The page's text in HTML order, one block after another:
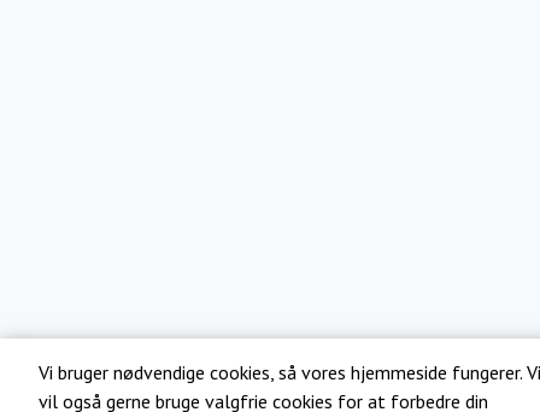
Vi bruger nødvendige cookies, så vores hjemmeside fungerer. Vi
vil også gerne bruge valgfrie cookies for at forbedre din